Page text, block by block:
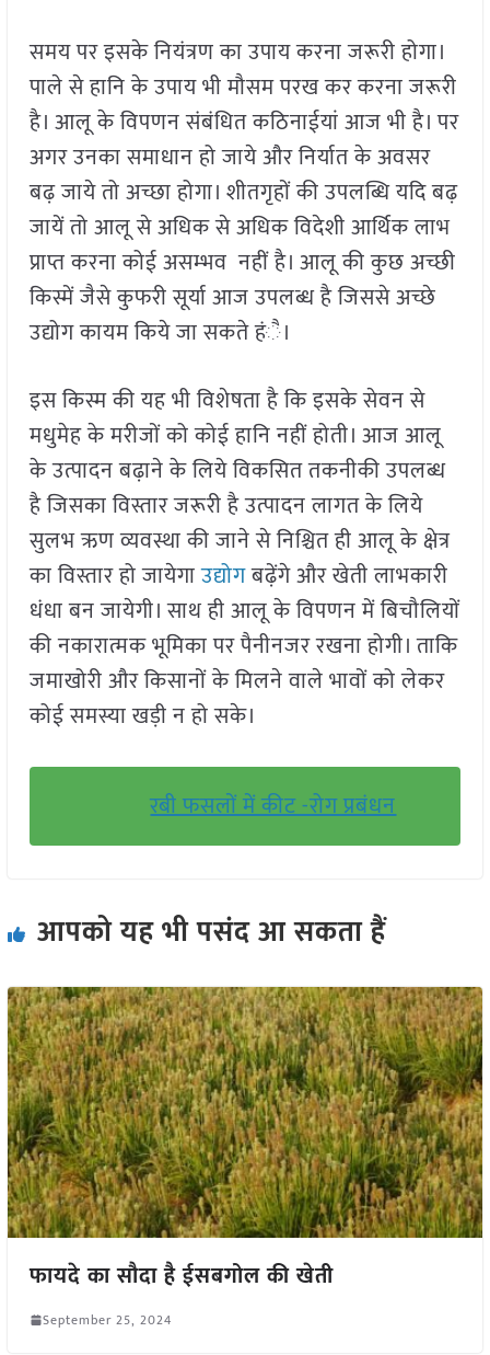
समय पर इसके नियंत्रण का उपाय करना जरूरी होगा।
पाले से हानि के उपाय भी मौसम परख कर करना जरूरी
है। आलू के विपणन संबंधित कठिनाईयां आज भी है। पर
अगर उनका समाधान हो जाये और निर्यात के अवसर
बढ़ जाये तो अच्छा होगा। शीतगृहों की उपलब्धि यदि बढ़
जायें तो आलू से अधिक से अधिक विदेशी आर्थिक लाभ
प्राप्त करना कोई असम्भव नहीं है। आलू की कुछ अच्छी
किस्में जैसे कुफरी सूर्या आज उपलब्ध है जिससे अच्छे
उद्योग कायम किये जा सकते हंै।
इस किस्म की यह भी विशेषता है कि इसके सेवन से
मधुमेह के मरीजों को कोई हानि नहीं होती। आज आलू
के उत्पादन बढ़ाने के लिये विकसित तकनीकी उपलब्ध
है जिसका विस्तार जरूरी है उत्पादन लागत के लिये
सुलभ ऋण व्यवस्था की जाने से निश्चित ही आलू के क्षेत्र
का विस्तार हो जायेगाउद्योगबढ़ेंगे और खेती लाभकारी
धंधा बन जायेगी। साथ ही आलू के विपणन में बिचौलियों
की नकारात्मक भूमिका पर पैनीनजर रखना होगी। ताकि
जमाखोरी और किसानों के मिलने वाले भावों को लेकर
कोई समस्या खड़ी न हो सके।
रबी फसलों में कीट -रोग प्रबंधन
आपको यह भी पसंद आ सकता हैं
फायदे का सौदा है ईसबगोल की खेती
September 25, 2024